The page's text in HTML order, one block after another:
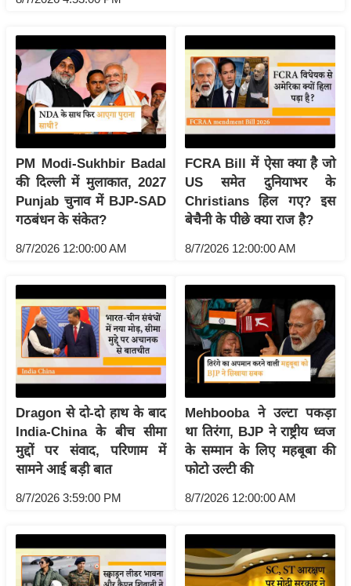
ज्ञ
रा
य
ब
ज
खे
ल
क्रि
ट
P
L
2
0
2
6
क्रा
इ
म
ई
पे
प
र
PM Modi-Sukhbir Badal
की दिल्ली में मुलाकात, 2027
Punjab चुनाव में BJP-SAD
गठबंधन के संकेत?
8/7/2026 12:00:00 AM
FCRA Bill में ऐसा क्या है जो
US समेत दुनियाभर के
Christians हिल गए? इस
बेचैनी के पीछे क्या राज है?
8/7/2026 12:00:00 AM
Dragon से दो-दो हाथ के बाद
India-China के बीच सीमा
मुद्दों पर संवाद, परिणाम में
सामने आई बड़ी बात
8/7/2026 3:59:00 PM
Mehbooba ने उल्टा पकड़ा
था तिरंगा, BJP ने राष्ट्रीय ध्वज
के सम्मान के लिए महबूबा की
फोटो उल्टी की
8/7/2026 12:00:00 AM